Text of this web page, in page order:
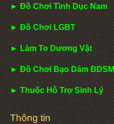
► Đồ Chơi Tình Dục Nam
► Đồ Chơi LGBT
► Làm To Dương Vật
► Đồ Chơi Bạo Dâm BDSM
► Thuốc Hỗ Trợ Sinh Lý
Thông tin